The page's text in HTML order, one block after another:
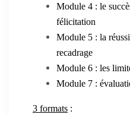
Module 4 : le
félicitation
Module 5 : la
recadrage
Module 6 : les
Module 7 :
3 formats :